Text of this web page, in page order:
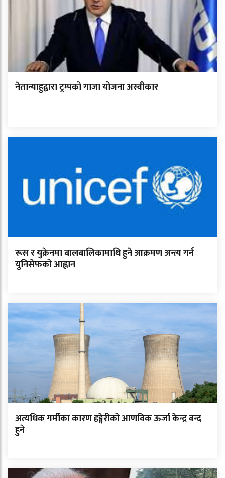
नेतान्याहुद्वारा ट्रम्पको गाजा योजना अस्वीकार
रूस र युक्रेनमा बालबालिकामाथि हुने आक्रमण अन्त्य गर्न
युनिसेफको आह्वान
अत्यधिक गर्मीका कारण हङ्गेरीको आणविक ऊर्जा केन्द्र बन्द
हुने